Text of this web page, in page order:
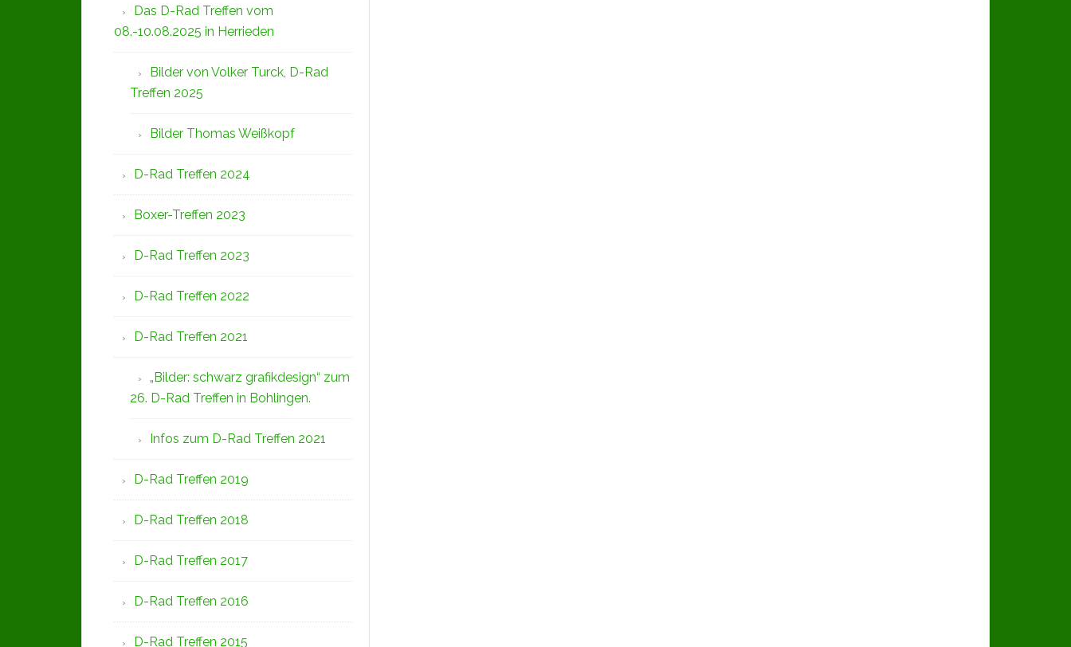
Das D-Rad Treffen vom
08.-10.08.2025 in Herrieden
Bilder von Volker Turck, D-Rad
Treffen 2025
Bilder Thomas Weißkopf
D-Rad Treffen 2024
Boxer-Treffen 2023
D-Rad Treffen 2023
D-Rad Treffen 2022
D-Rad Treffen 2021
„Bilder: schwarz grafikdesign“ zum
26. D-Rad Treffen in Bohlingen.
Infos zum D-Rad Treffen 2021
D-Rad Treffen 2019
D-Rad Treffen 2018
D-Rad Treffen 2017
D-Rad Treffen 2016
D-Rad Treffen 2015